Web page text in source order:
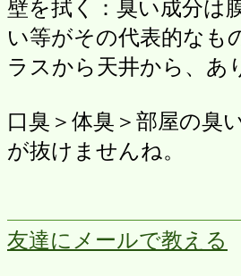
壁を拭く：臭い成分は
い等がその代表的なも
ラスから天井から、あ
口臭＞体臭＞部屋の臭
が抜けませんね。
友達にメールで教える